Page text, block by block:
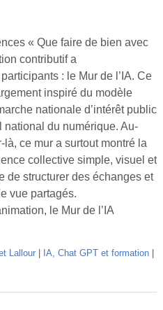
« Que faire de bien avec
contributif a
: le Mur de l’IA. Ce
inspiré du modèle
nationale d’intérêt public
du numérique. Au-
ce mur a surtout montré la
collective simple, visuel et
de structurer des échanges et
vue partagés.
le Mur de l’IA
Lallour
IA, Chat GPT et formation